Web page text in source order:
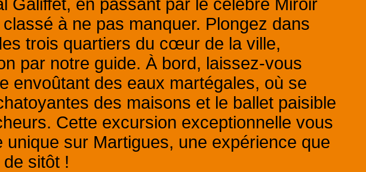
Galiffet, en passant par le célèbre Miroir
à ne pas manquer. Plongez dans
trois quartiers du cœur de la ville,
par notre guide. À bord, laissez-vous
envoûtant des eaux martégales, où se
des maisons et le ballet paisible
Cette excursion exceptionnelle vous
unique sur Martigues, une expérience que
sitôt !